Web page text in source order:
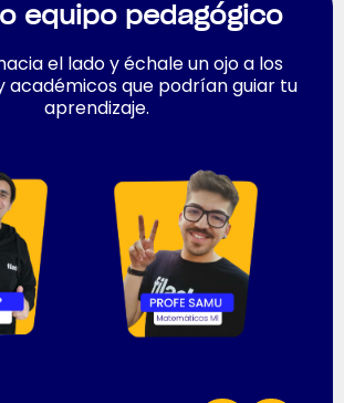
equipo pedagógico
el lado y échale un ojo a los
académicos que podrían guiar tu
aprendizaje.